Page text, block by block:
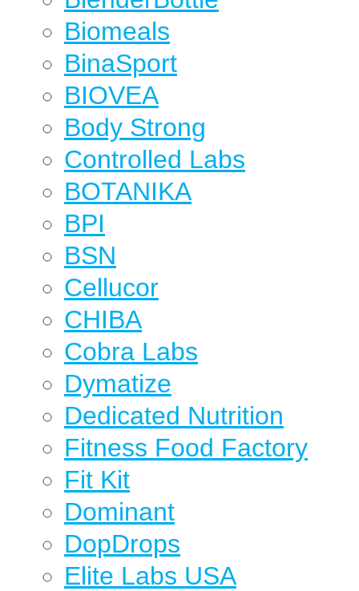
Biomeals
BinaSport
BIOVEA
Body Strong
Controlled Labs
BOTANIKA
BPI
BSN
Cellucor
CHIBA
Cobra Labs
Dymatize
Dedicated Nutrition
Fitness Food Factory
Fit Kit
Dominant
DopDrops
Elite Labs USA